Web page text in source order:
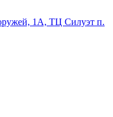
1А, ТЦ Силуэт п.